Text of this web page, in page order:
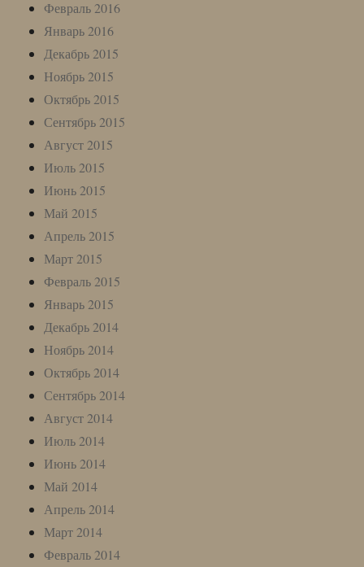
Февраль 2016
Январь 2016
Декабрь 2015
Ноябрь 2015
Октябрь 2015
Сентябрь 2015
Август 2015
Июль 2015
Июнь 2015
Май 2015
Апрель 2015
Март 2015
Февраль 2015
Январь 2015
Декабрь 2014
Ноябрь 2014
Октябрь 2014
Сентябрь 2014
Август 2014
Июль 2014
Июнь 2014
Май 2014
Апрель 2014
Март 2014
Февраль 2014